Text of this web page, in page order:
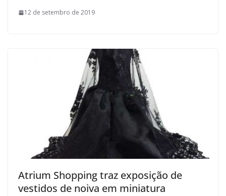
12 de setembro de 2019
Atrium Shopping traz exposição de
vestidos de noiva em miniatura